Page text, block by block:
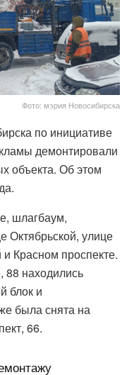
Фото: мэрия Новосибирска
по инициативе
демонтировали
объекта. Об этом
шлагбаум,
Октябрьской, улице
Красном проспекте.
88 находились
блок и
была снята на
66.